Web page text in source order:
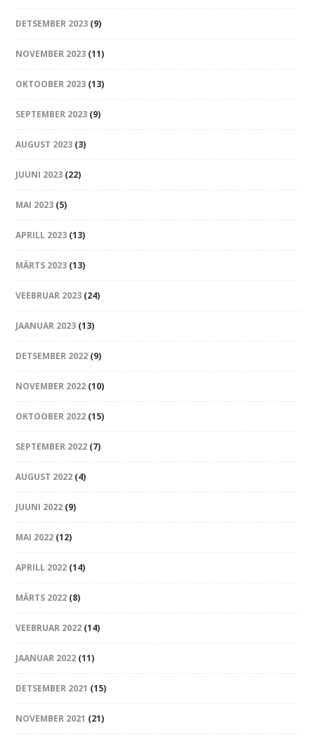
DETSEMBER 2023 (9)
NOVEMBER 2023 (11)
OKTOOBER 2023 (13)
SEPTEMBER 2023 (9)
AUGUST 2023 (3)
JUUNI 2023 (22)
MAI 2023 (5)
APRILL 2023 (13)
MÄRTS 2023 (13)
VEEBRUAR 2023 (24)
JAANUAR 2023 (13)
DETSEMBER 2022 (9)
NOVEMBER 2022 (10)
OKTOOBER 2022 (15)
SEPTEMBER 2022 (7)
AUGUST 2022 (4)
JUUNI 2022 (9)
MAI 2022 (12)
APRILL 2022 (14)
MÄRTS 2022 (8)
VEEBRUAR 2022 (14)
JAANUAR 2022 (11)
DETSEMBER 2021 (15)
NOVEMBER 2021 (21)